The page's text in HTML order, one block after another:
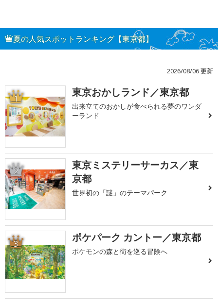
夏の人気スポットランキング【東京都】
2026/08/06 更新
1 東京おかしランド／東京都
出来立てのおかしが食べられる夢のワンダ
ーランド
2
東京ミステリーサーカス／東
京都
世界初の「謎」のテーマパーク
3 ポケパーク カントー／東京都
ポケモンの森と街を巡る冒険へ